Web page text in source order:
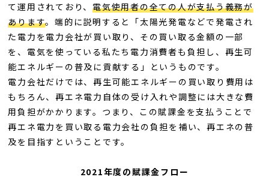
て運用されており、電気使用者の全ての人が支払う義務が
あります。端的に説明すると「太陽光発電などで発電され
た電力を電力会社が買い取り、その買い取る金額の一部
を、電気を使っている私たち電力消費者も負担し、再生可
能エネルギーの普及に貢献する」というものです。
電力会社だけでは、再生可能エネルギーの買い取り費用は
もちろん、再エネ電力自体の受け入れや調整には大きな費
用負担がかかります。つまり、この賦課金を支払うことで
再エネ電力を買い取る電力会社の負担を補い、再エネの普
及を目指すということです。
2021年度の賦課金フロー